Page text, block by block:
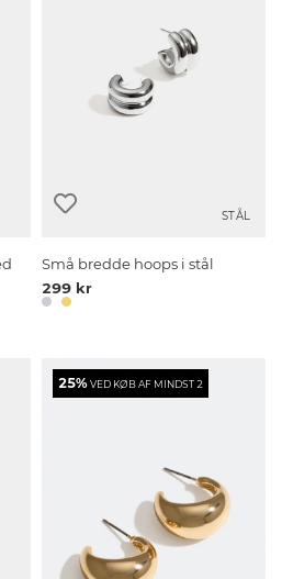
STÅL
Små bredde hoops i stål
299 kr
25%VED KØB AF MINDST 2